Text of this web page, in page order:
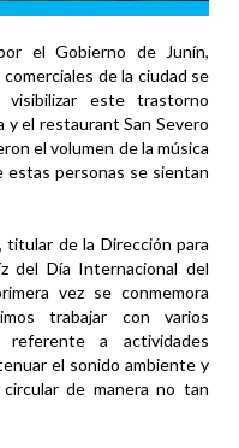
el Gobierno de Junín,
de la ciudad se
este trastorno
y el restaurant San Severo
el volumen de la música
estas personas se sientan
titular de la Dirección para
del Día Internacional del
vez se conmemora
trabajar con varios
a actividades
el sonido ambiente y
de manera no tan